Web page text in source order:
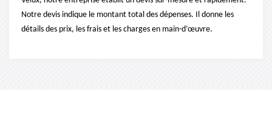
Notre devis indique le montant total des dépenses. Il donne les
détails des prix, les frais et les charges en main-d’œuvre.